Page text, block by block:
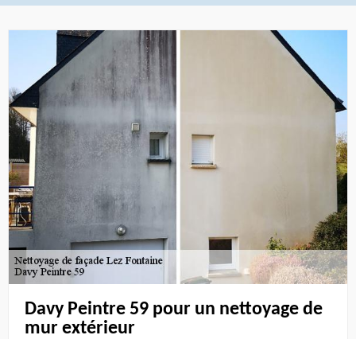
Davy Peintre 59 pour un nettoyage de
mur extérieur